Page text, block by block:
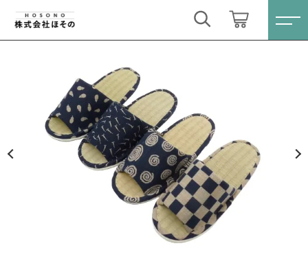
外縫いスリッパ 和柄タタミ 日本製 レディ
ース Mサイズ
柄
数量
（決済時に消費税10％が加算されます）
ショッピングを続ける
お気に入り すべて
介護シューズ
スリッパ
パンジー特集
キーワード検索
こだわり検索